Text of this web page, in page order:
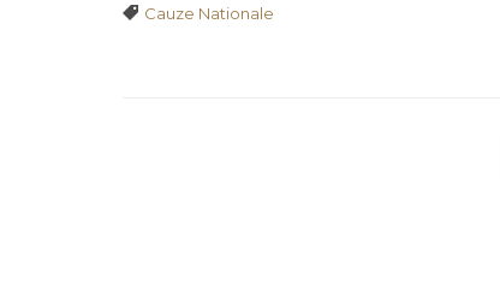
 Tags
Cauze Nationale